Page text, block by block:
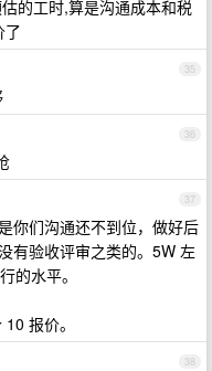
的工时,算是沟通成本和税
了
35
36
37
你们沟通还不到位，做好后
有验收评审之类的。5W 左
的水平。
报价。
38